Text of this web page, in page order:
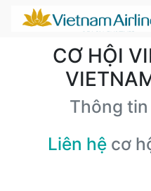
CƠ HỘI
Thông
Liên hệ cơ